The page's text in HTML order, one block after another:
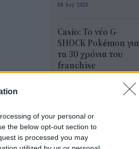
of your personal or
the below opt-out section to
is processed you may
για
αυτός
06 Αυγ 2026
Casio: Το νέο G-
SHOCK Pokémon για
τα 30 χρόνια του
franchise
εκπαιδευτικών 2026:
Πότε βγαίνουν τα
ονόματα και τι
πρέπει να προσέξουν